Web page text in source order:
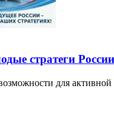
стратеги
для